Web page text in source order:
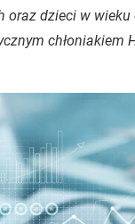
oraz dzieci w
chłoniakiem